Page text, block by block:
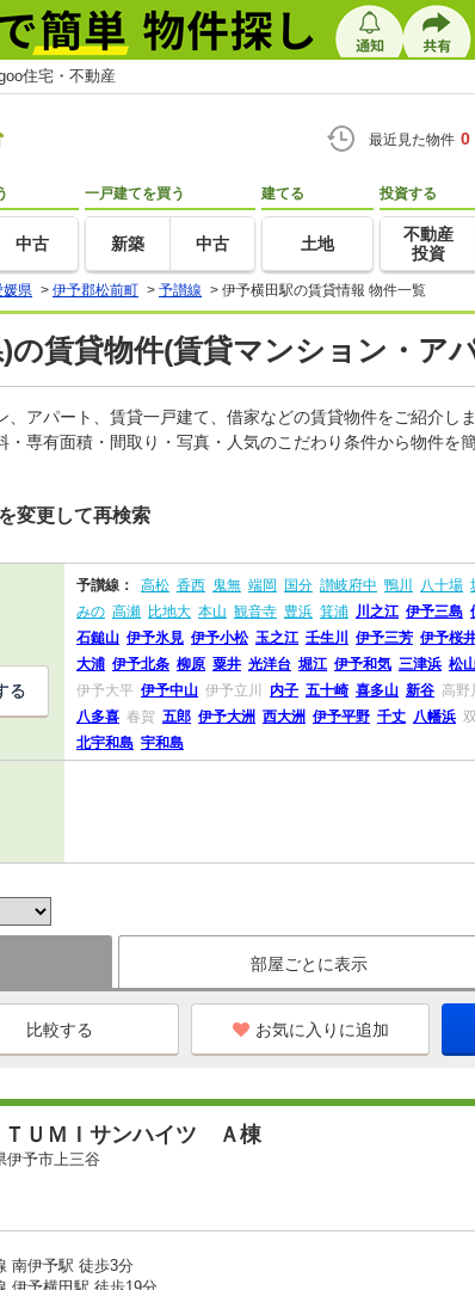
住宅・不動産
最近見た物件 0
中古
一戸建てを買う
新築 中古
建てる
土地
投資する
不動産
投資
媛県 > 伊予郡松前町 > 予讃線 > 伊予横田駅の賃貸情報 物件一覧
の賃貸物件(賃貸マンション・ア
アパート、賃貸一戸建て、借家などの賃貸物件をご紹介し
専有面積・間取り・写真・人気のこだわり条件から物件を
変更して再検索
予讃線： 高松 香西 鬼無 端岡 国分 讃岐府中 鴨川 八十場
みの 高瀬 比地大 本山 観音寺 豊浜 箕浦 川之江 伊予三島
石鎚山 伊予氷見 伊予小松 玉之江 壬生川 伊予三芳 伊予桜
大浦 伊予北条 柳原 粟井 光洋台 堀江 伊予和気 三津浜 松
伊予大平 伊予中山 伊予立川 内子 五十崎 喜多山 新谷 高野
八多喜 春賀 五郎 伊予大洲 西大洲 伊予平野 千丈 八幡浜
北宇和島 宇和島
る
部屋ごとに表示
お気に入りに追加
ＴＵＭＩサンハイツ Ａ棟
伊予市上三谷
南伊予駅 徒歩3分